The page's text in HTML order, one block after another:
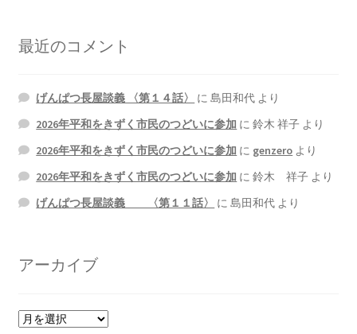
最近のコメント
げんぱつ長屋談義 〈第１４話〉 に島田和代 より
2026年平和をきずく市民のつどいに参加 に鈴木 祥子 より
2026年平和をきずく市民のつどいに参加 に genzero より
2026年平和をきずく市民のつどいに参加 に鈴木 祥子 より
げんぱつ長屋談義 〈第１１話〉
に島田和代 より
アーカイブ
ア